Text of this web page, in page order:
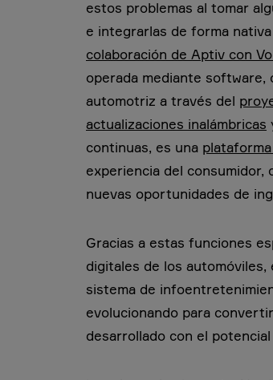
estos problemas al tomar
e integrarlas de forma
colaboración de Aptiv con
operada mediante
automotriz a través del
actualizaciones inalámbricas
continuas, es una
experiencia del consumidor,
nuevas oportunidades de
Gracias a estas funciones
digitales de los
sistema de
evolucionando para
desarrollado con el